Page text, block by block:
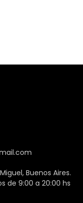
Buenos Aires.
de 9:00 a 20:00 hs